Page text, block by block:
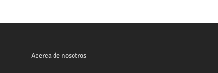
Acerca de nosotros